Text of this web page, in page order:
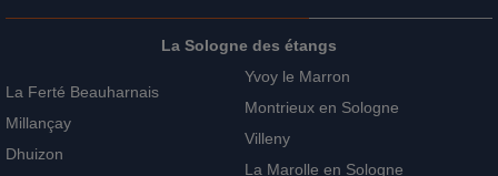
La Sologne des étangs
La Ferté Beauharnais
Millançay
Dhuizon
Yvoy le Marron
Montrieux en Sologne
Villeny
La Marolle en Sologne